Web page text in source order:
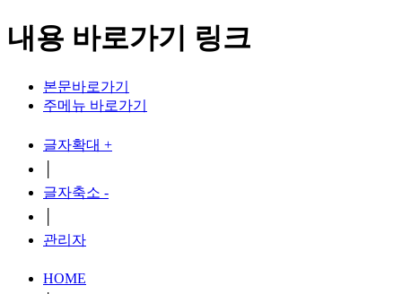
내용 바로가기 링크
본문바로가기
주메뉴 바로가기
글자확대 +
글자축소 -
관리자
HOME